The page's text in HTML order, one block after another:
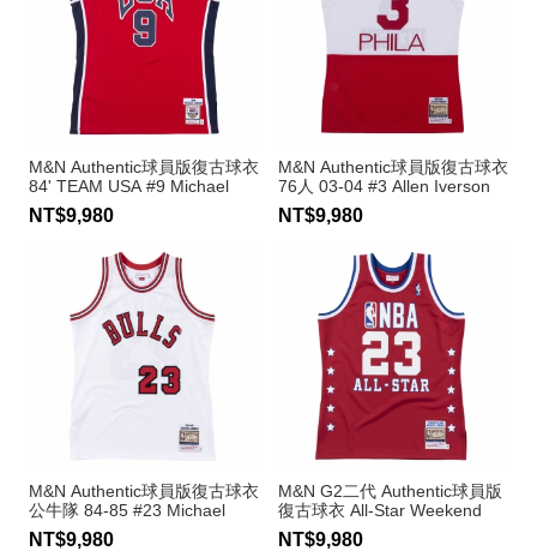
M&N Authentic球員版復古球衣
84' TEAM USA #9 Michael
Jordan
NT$9,980
M&N Authentic球員版復古球衣
76人 03-04 #3 Allen Iverson
NT$9,980
M&N Authentic球員版復古球衣
公牛隊 84-85 #23 Michael
Jordan
NT$9,980
M&N G2二代 Authentic球員版
復古球衣 All-Star Weekend
1989 #23 Michael Jordan
NT$9,980